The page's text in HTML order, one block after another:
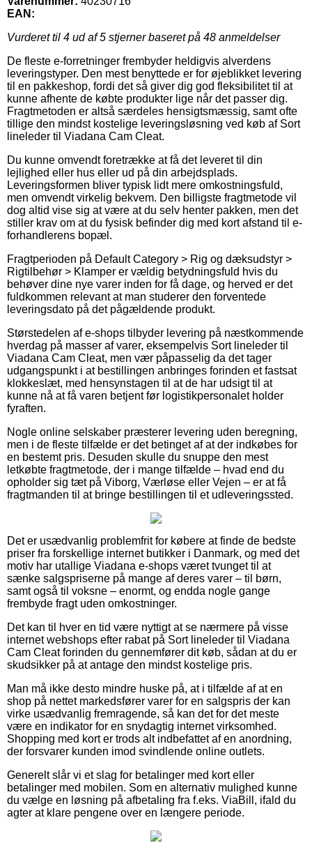
EAN:
Vurderet til 4 ud af 5 stjerner baseret på 48 anmeldelser
De fleste e-forretninger frembyder heldigvis alverdens
leveringstyper. Den mest benyttede er for øjeblikket levering
til en pakkeshop, fordi det så giver dig god fleksibilitet til at
kunne afhente de købte produkter lige når det passer dig.
Fragtmetoden er altså særdeles hensigtsmæssig, samt ofte
tillige den mindst kostelige leveringsløsning ved køb af Sort
lineleder til Viadana Cam Cleat.
Du kunne omvendt foretrække at få det leveret til din
lejlighed eller hus eller ud på din arbejdsplads.
Leveringsformen bliver typisk lidt mere omkostningsfuld,
men omvendt virkelig bekvem. Den billigste fragtmetode vil
dog altid vise sig at være at du selv henter pakken, men det
stiller krav om at du fysisk befinder dig med kort afstand til e-
forhandlerens bopæl.
Fragtperioden på Default Category > Rig og dæksudstyr >
Rigtilbehør > Klamper er vældig betydningsfuld hvis du
behøver dine nye varer inden for få dage, og herved er det
fuldkommen relevant at man studerer den forventede
leveringsdato på det pågældende produkt.
Størstedelen af e-shops tilbyder levering på næstkommende
hverdag på masser af varer, eksempelvis Sort lineleder til
Viadana Cam Cleat, men vær påpasselig da det tager
udgangspunkt i at bestillingen anbringes forinden et fastsat
klokkeslæt, med hensynstagen til at de har udsigt til at
kunne nå at få varen betjent før logistikpersonalet holder
fyraften.
Nogle online selskaber præsterer levering uden beregning,
men i de fleste tilfælde er det betinget af at der indkøbes for
en bestemt pris. Desuden skulle du snuppe den mest
letkøbte fragtmetode, der i mange tilfælde – hvad end du
opholder sig tæt på Viborg, Værløse eller Vejen – er at få
fragtmanden til at bringe bestillingen til et udleveringssted.
Det er usædvanlig problemfrit for købere at finde de bedste
priser fra forskellige internet butikker i Danmark, og med det
motiv har utallige Viadana e-shops været tvunget til at
sænke salgspriserne på mange af deres varer – til børn,
samt også til voksne – enormt, og endda nogle gange
frembyde fragt uden omkostninger.
Det kan til hver en tid være nyttigt at se nærmere på visse
internet webshops efter rabat på Sort lineleder til Viadana
Cam Cleat forinden du gennemfører dit køb, sådan at du er
skudsikker på at antage den mindst kostelige pris.
Man må ikke desto mindre huske på, at i tilfælde af at en
shop på nettet markedsfører varer for en salgspris der kan
virke usædvanlig fremragende, så kan det for det meste
være en indikator for en snydagtig internet virksomhed.
Shopping med kort er trods alt indbefattet af en anordning,
der forsvarer kunden imod svindlende online outlets.
Generelt slår vi et slag for betalinger med kort eller
betalinger med mobilen. Som en alternativ mulighed kunne
du vælge en løsning på afbetaling fra f.eks. ViaBill, ifald du
agter at klare pengene over en længere periode.